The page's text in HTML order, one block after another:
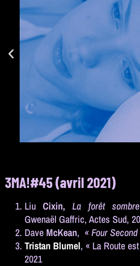
3MA!#45 (avril 2021)
LiuCixin, La forêt sombre
Gwenaël Gaffric, Actes Sud,
Dave McKean, « Four
Tristan Blumel, « La Route
2021